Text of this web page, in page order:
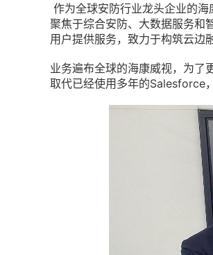
作为全球安防行业龙头企业的
聚焦于综合安防、大数据服务和
用户提供服务，致力于构筑云边
业务遍布全球的海康威视，为了
取代已经使用多年的Salesforce